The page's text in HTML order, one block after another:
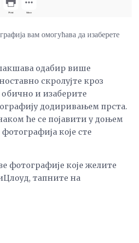
вам омогућава да изаберете
одабир више
скролујте кроз
и изаберите
додиривањем прста.
ће се појавити у доњем
које сте
фотографије које желите
тапните на